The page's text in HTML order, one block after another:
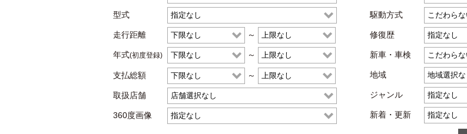
型式
走行距離 ～
年式(初度登録) ～
支払総額 ～
取扱店舗
360度画像
駆動方式
修復歴
新車・車検
地域
ジャンル
新着・更新